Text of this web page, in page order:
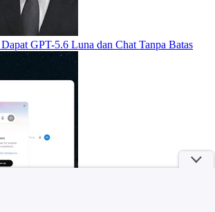
GPT-5.6 Luna dan Chat Tanpa Batas